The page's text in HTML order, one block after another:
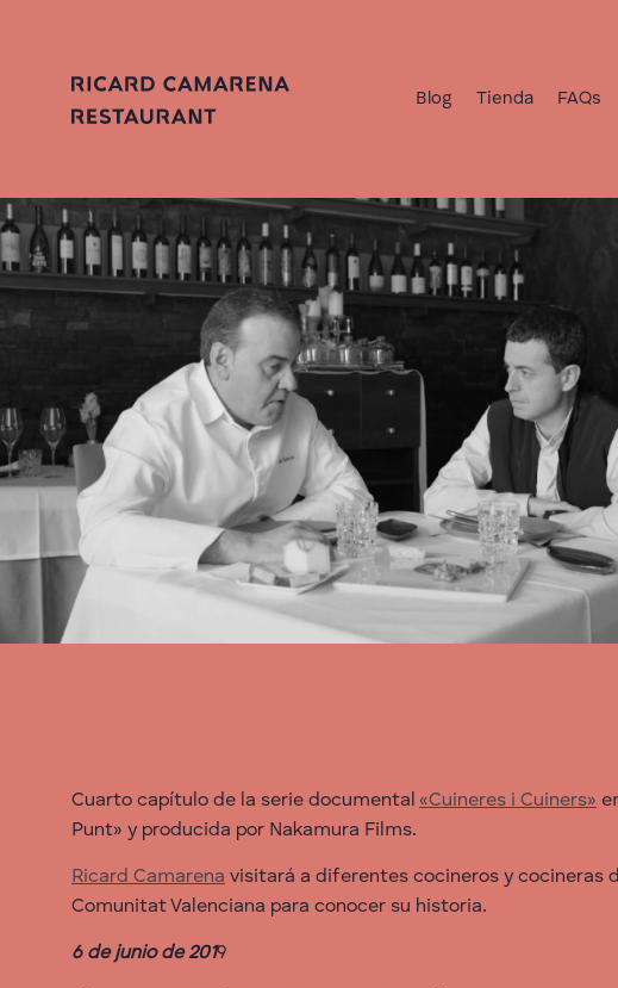
Blog Tienda FAQs
Cuarto capítulo de la serie documental «Cuineres i Cuiners»
Punt» y producida por Nakamura Films.
Ricard Camarena visitará a diferentes cocineros y cocineras
Comunitat Valenciana para conocer su historia.
6 de junio de 2019